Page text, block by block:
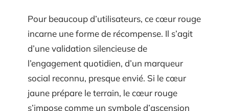
Pour beaucoup d’utilisateurs, ce cœur rouge
incarne une forme de récompense. Il s’agit
d’une validation silencieuse de
l’engagement quotidien, d’un marqueur
social reconnu, presque envié. Si le cœur
jaune prépare le terrain, le cœur rouge
s’impose comme un symbole d’ascension